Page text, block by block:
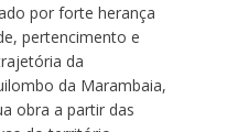
por forte herança
pertencimento e
da
da Marambaia,
obra a partir das